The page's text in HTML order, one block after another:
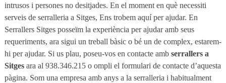
intrusos i persones no desitjades. En el moment en què necessiti
serveis de serralleria a Sitges, Ens trobem aquí per ajudar. En
Serrallers Sitges posseïm la experiència per ajudar amb seus
requeriments, ara sigui un treball bàsic o bé un de complex, estarem-
hi per ajudar. Si us plau, poseu-vos en contacte amb serrallers a
Sitgesara al 938.346.215 o ompli el formulari de contacte d’aquesta
pàgina. Som una empresa amb anys a la serralleria i habitualment